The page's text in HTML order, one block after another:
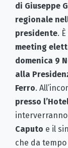
di Giuseppe
regionale
presidente.
meeting
domenica 9
alla
Ferro.
presso
Caputo e il
che da